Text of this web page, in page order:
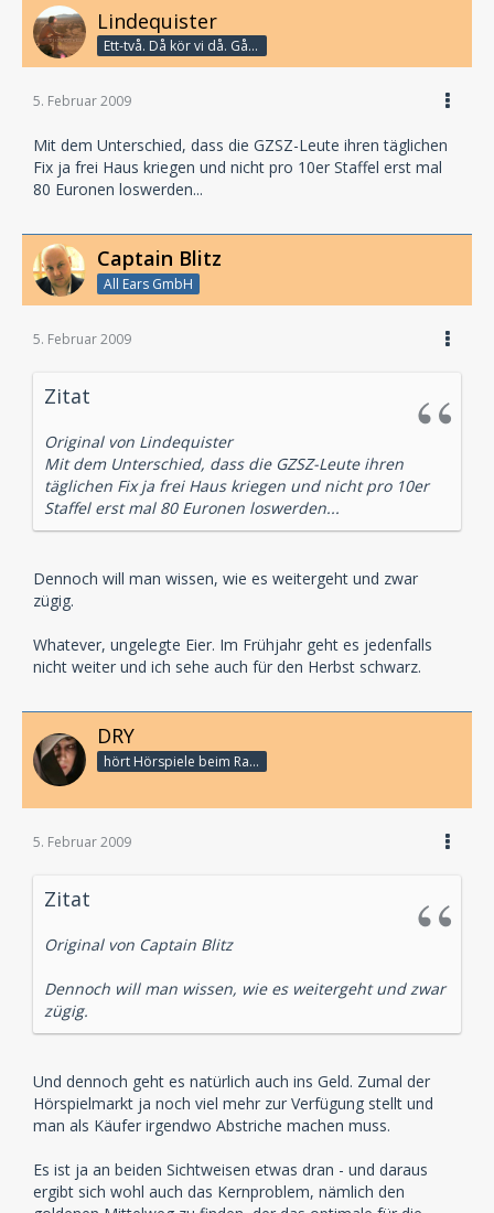
Lindequister
Ett-två. Då kör vi då. Går bandet?
5. Februar 2009
Mit dem Unterschied, dass die GZSZ-Leute ihren täglichen
Fix ja frei Haus kriegen und nicht pro 10er Staffel erst mal
80 Euronen loswerden...
Captain Blitz
All Ears GmbH
5. Februar 2009
Zitat
Original von Lindequister
Mit dem Unterschied, dass die GZSZ-Leute ihren
täglichen Fix ja frei Haus kriegen und nicht pro 10er
Staffel erst mal 80 Euronen loswerden...
Dennoch will man wissen, wie es weitergeht und zwar
zügig.
Whatever, ungelegte Eier. Im Frühjahr geht es jedenfalls
nicht weiter und ich sehe auch für den Herbst schwarz.
DRY
hört Hörspiele beim Rasenmähen
5. Februar 2009
Zitat
Original von Captain Blitz
Dennoch will man wissen, wie es weitergeht und zwar
zügig.
Und dennoch geht es natürlich auch ins Geld. Zumal der
Hörspielmarkt ja noch viel mehr zur Verfügung stellt und
man als Käufer irgendwo Abstriche machen muss.
Es ist ja an beiden Sichtweisen etwas dran - und daraus
ergibt sich wohl auch das Kernproblem, nämlich den